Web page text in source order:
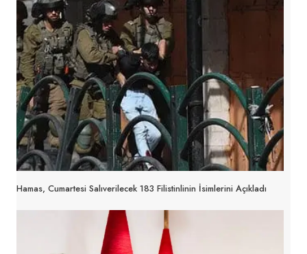
Hamas, Cumartesi Salıverilecek 183 Filistinlinin İsimlerini Açıkladı